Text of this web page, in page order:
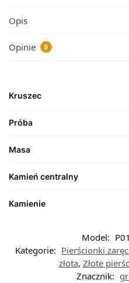
Opis
Opinie 0
Kruszec
Próba
Masa
Kamień centralny
Kamienie
Model:
Kategorie: Pierścionki
złota, Złote
Znacznik: